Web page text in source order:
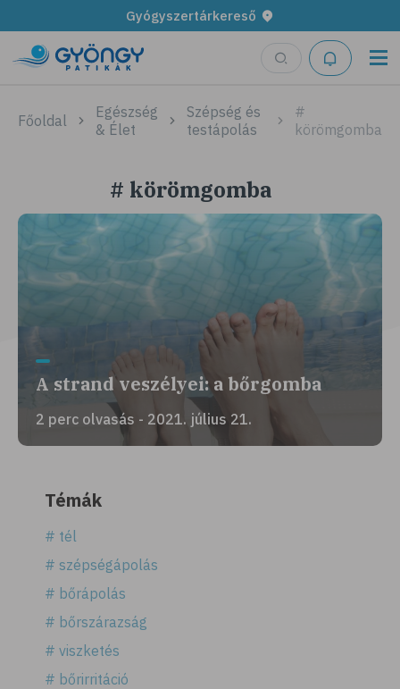
Gyógyszertárkereső
Főoldal
Egészség
& Élet
Szépség és
testápolás
#
körömgomba
# körömgomba
A strand veszélyei: a bőrgomba
2 perc olvasás - 2021. július 21.
Témák
# tél
# szépségápolás
# bőrápolás
# bőrszárazság
# viszketés
# bőrirritáció